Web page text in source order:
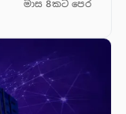
මාස 8කට පෙර